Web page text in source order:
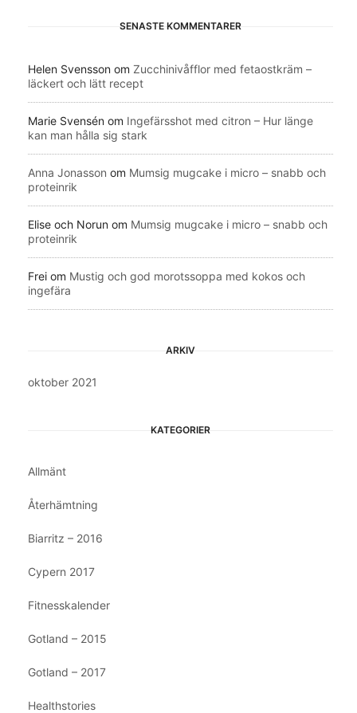
SENASTE KOMMENTARER
Helen Svensson om Zucchinivåfflor med fetaostkräm –
läckert och lätt recept
Marie Svensén om Ingefärsshot med citron – Hur länge
kan man hålla sig stark
Anna Jonasson om Mumsig mugcake i micro – snabb och
proteinrik
Elise och Norun om Mumsig mugcake i micro – snabb och
proteinrik
Frei om Mustig och god morotssoppa med kokos och
ingefära
ARKIV
oktober 2021
KATEGORIER
Allmänt
Återhämtning
Biarritz – 2016
Cypern 2017
Fitnesskalender
Gotland – 2015
Gotland – 2017
Healthstories